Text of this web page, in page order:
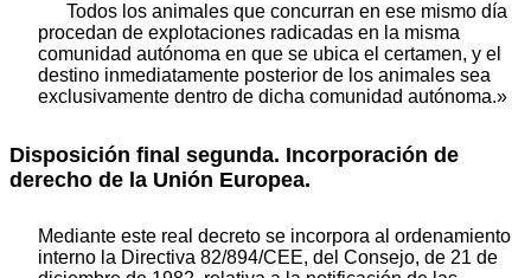
Todos los animales que concurran en ese mismo día
procedan de explotaciones radicadas en la misma
comunidad autónoma en que se ubica el certamen, y el
destino inmediatamente posterior de los animales sea
exclusivamente dentro de dicha comunidad autónoma.»
Disposición final segunda. Incorporación de
derecho de la Unión Europea.
Mediante este real decreto se incorpora al ordenamiento
interno la Directiva 82/894/CEE, del Consejo, de 21 de